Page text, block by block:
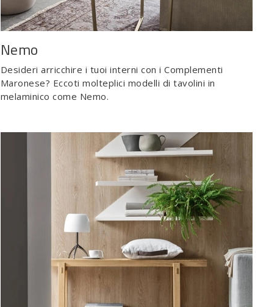
Nemo
Desideri arricchire i tuoi interni con i Complementi
Maronese? Eccoti molteplici modelli di tavolini in
melaminico come Nemo.